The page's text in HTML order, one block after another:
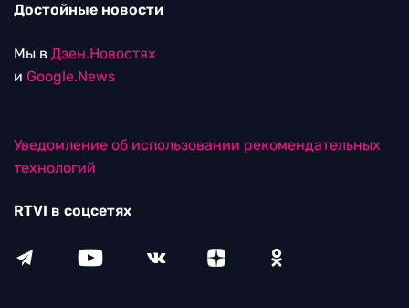
Достойные новости
Мы в Дзен.Новостях
и Google.News
Уведомление об использовании рекомендательных
технологий
RTVI в соцсетях